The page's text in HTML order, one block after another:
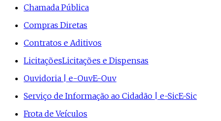
Chamada Pública
Compras Diretas
Contratos e Aditivos
LicitaçõesLicitações e Dispensas
Ouvidoria | e-OuvE-Ouv
Serviço de Informação ao Cidadão | e-SicE-Sic
Frota de Veículos